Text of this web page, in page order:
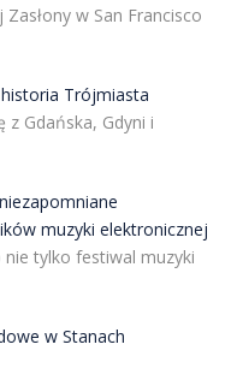
w San Francisco
Trójmiasta
z Gdańska, Gdyni i
muzyki elektronicznej
tylko festiwal muzyki
w Stanach